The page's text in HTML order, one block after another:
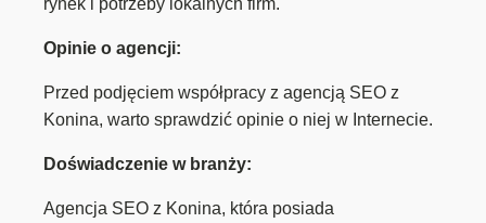
rynek i potrzeby lokalnych firm.
Opinie o agencji:
Przed podjęciem współpracy z agencją SEO z
Konina, warto sprawdzić opinie o niej w Internecie.
Doświadczenie w branży:
Agencja SEO z Konina, która posiada